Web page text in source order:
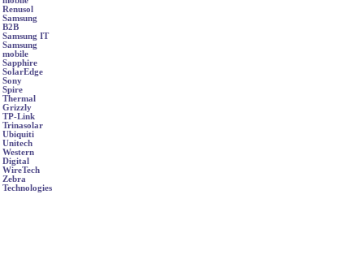
Renusol
Samsung
B2B
Samsung IT
Samsung
mobile
Sapphire
SolarEdge
Sony
Spire
Thermal
Grizzly
TP-Link
Trinasolar
Ubiquiti
Unitech
Western
Digital
WireTech
Zebra
Technologies